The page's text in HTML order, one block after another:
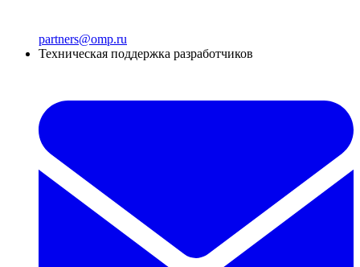
partners@omp.ru
Техническая поддержка разработчиков